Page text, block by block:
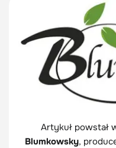
Artykuł powstał
Blumkowsky,